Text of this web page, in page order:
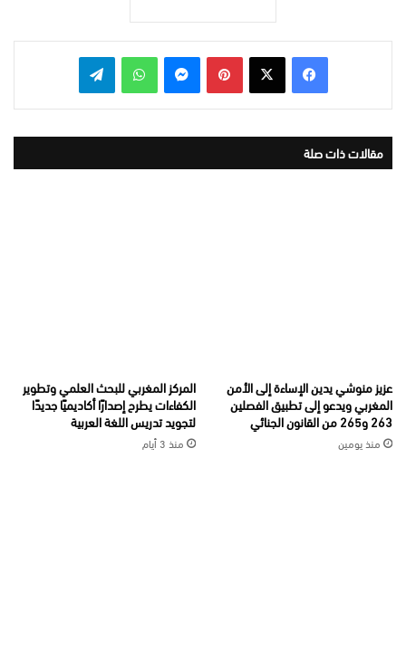
بينتيريست واتساب
مقالات ذات صلة
عزيز منوشي يدين الإساءة إلى الأمن
المغربي ويدعو إلى تطبيق الفصلين
263 و265 من القانون الجنائي
منذ يومين
المركز المغربي للبحث العلمي وتطوير
الكفاءات يطرح إصدارًا أكاديميًا جديدًا
لتجويد تدريس اللغة العربية
منذ 3 أيام